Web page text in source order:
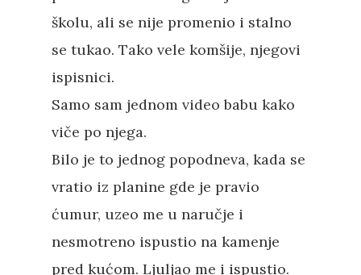
školu, ali se nije promenio i stalno
se tukao. Tako vele komšije, njegovi
ispisnici.
Samo sam jednom video babu kako
viče po njega.
Bilo je to jednog popodneva, kada se
vratio iz planine gde je pravio
ćumur, uzeo me u naručje i
nesmotreno ispustio na kamenje
pred kućom. Ljuljao me i ispustio.